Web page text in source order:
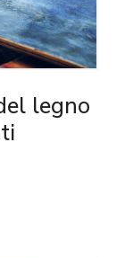
legno